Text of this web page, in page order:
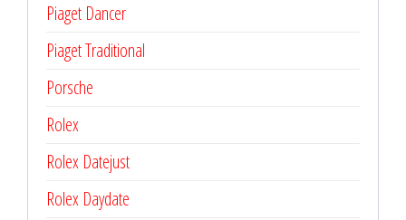
Piaget Dancer
Piaget Traditional
Porsche
Rolex
Rolex Datejust
Rolex Daydate